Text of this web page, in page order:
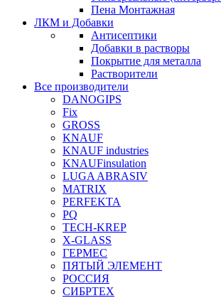
Пена Монтажная
ЛКМ и Добавки
Антисептики
Добавки в растворы
Покрытие для металла
Растворители
Все производители
DANOGIPS
Fix
GROSS
KNAUF
KNAUF industries
KNAUFinsulation
LUGA ABRASIV
MATRIX
PERFEKTA
PQ
TECH-KREP
X-GLASS
ГЕРМЕС
ПЯТЫЙ ЭЛЕМЕНТ
РОССИЯ
СИБРТЕХ